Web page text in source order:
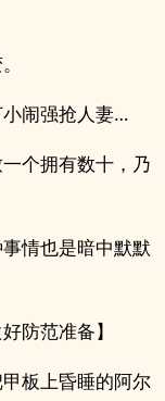
闹强抢‌人​妻‍​…
个拥有数十，乃
情也是暗中默默
防范准备】
板上昏睡的阿尔